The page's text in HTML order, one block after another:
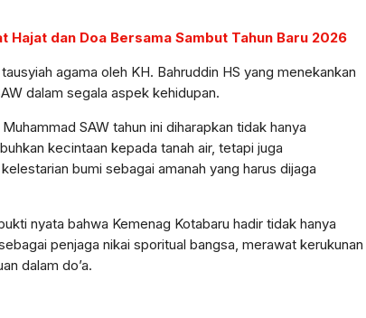
Hajat dan Doa Bersama Sambut Tahun Baru 2026
agama oleh KH. Bahruddin HS yang menekankan
dalam segala aspek kehidupan.
SAW tahun ini diharapkan tidak hanya
kecintaan kepada tanah air, tetapi juga
bumi sebagai amanah yang harus dijaga
nyata bahwa Kemenag Kotabaru hadir tidak hanya
penjaga nikai sporitual bangsa, merawat kerukunan
dalam do’a.